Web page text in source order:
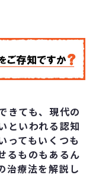
きても、現代の
といわれる認知
ってもいくつも
るものもあるん
治療法を解説し